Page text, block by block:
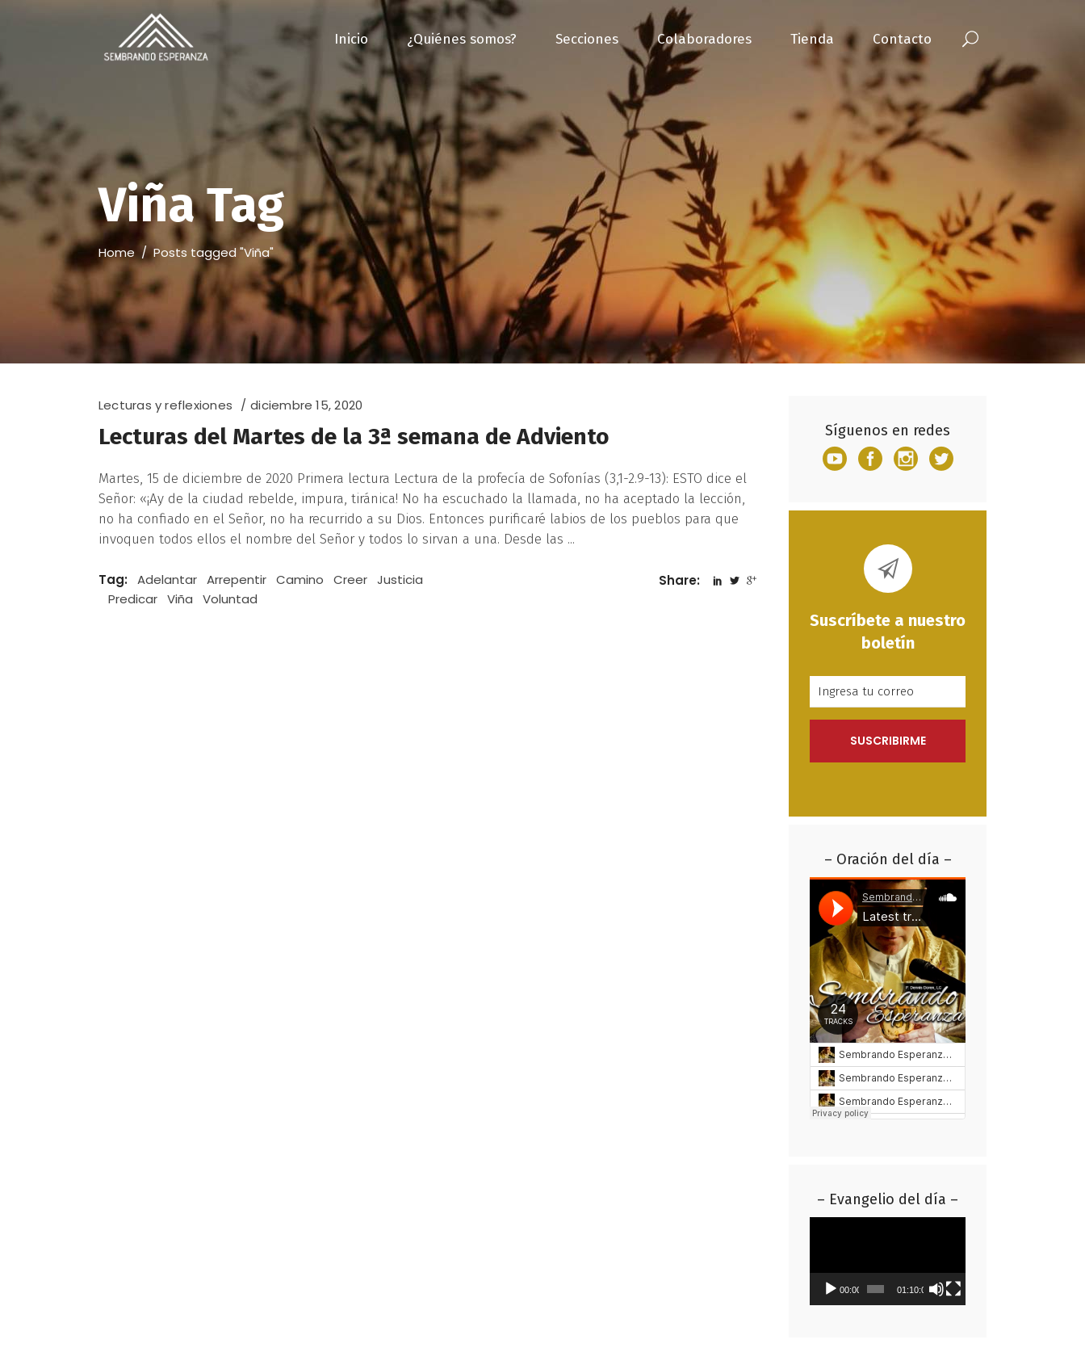
Inicio ¿Quiénes somos? Secciones Colaboradores Tienda Contacto
Viña Tag
Home/Posts tagged "Viña"
Lecturas y reflexiones diciembre 15, 2020
Lecturas del Martes de la 3ª semana de Adviento
Martes, 15 de diciembre de 2020 Primera lectura Lectura de la profecía de Sofonías (3,1-2.9-13): ESTO dice el
Señor: «¡Ay de la ciudad rebelde, impura, tiránica! No ha escuchado la llamada, no ha aceptado la lección,
no ha confiado en el Señor, no ha recurrido a su Dios. Entonces purificaré labios de los pueblos para que
invoquen todos ellos el nombre del Señor y todos lo sirvan a una. Desde las
Tag: Adelantar Arrepentir Camino Creer Justicia
Predicar Viña Voluntad
Share:
Síguenos en redes
Suscríbete a nuestro
boletín
– Oración del día –
– Evangelio del día –
00:00 01:10:01